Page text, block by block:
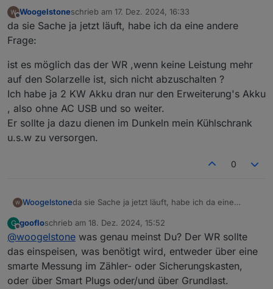
Offline
Woogelstoneschrieb am 17. Dez. 2024, 16:33
zuletzt editiert von
da sie Sache ja jetzt läuft, habe ich da eine andere
Frage:
ist es möglich das der WR ,wenn keine Leistung mehr
auf den Solarzelle ist, sich nicht abzuschalten ?
Ich habe ja 2 KW Akku dran nur den Erweiterung's Akku
, also ohne AC USB und so weiter.
Er sollte ja dazu dienen im Dunkeln mein Kühlschrank
u.s.w zu versorgen.
0
Woogelstoneda sie Sache ja jetzt läuft, habe ich da eine
ist es möglich das der WR ,wenn keine Leistung
mehr auf den Solarzelle ist, sich nicht
abzuschalten ?
Ich habe ja 2 KW Akku dran nur den
Erweiterung's Akku , also ohne AC USB und so
weiter.
G goofloschrieb am 18. Dez. 2024, 15:52
zuletzt editiert von
@woogelstone was genau meinst Du? Der WR sollte
das einspeisen, was benötigt wird, entweder über eine
smarte Messung im Zähler- oder Sicherungskasten,
oder über Smart Plugs oder/und über Grundlast.